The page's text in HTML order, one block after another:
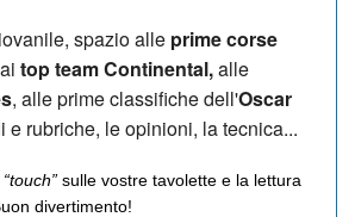
spazio alle prime corse
top team Continental,alle
, alle prime classifiche dell'Oscar
e rubriche, le opinioni, la tecnica...
“touch” sulle vostre tavolette e la lettura
divertimento!